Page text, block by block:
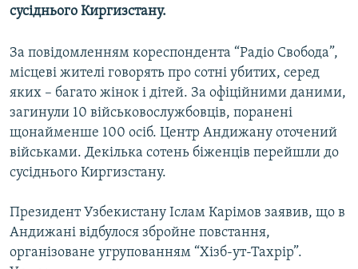
ПОДКАСТИ
КРИМ РЕАЛІЇ
РУС
КТАТ
ДОЛУЧАЙСЯ!
сусіднього Киргизстану.
За повідомленням кореспондента “Радіо Свобода”,
місцеві жителі говорять про сотні убитих, серед
яких – багато жінок і дітей. За офіційними даними,
загинули 10 військовослужбовців, поранені
щонайменше 100 осіб. Центр Андижану оточений
військами. Декілька сотень біженців перейшли до
сусіднього Киргизстану.
Президент Узбекистану Іслам Карімов заявив, що в
Андижані відбулося збройне повстання,
організоване угрупованням “Хізб-ут-Тахрір”.